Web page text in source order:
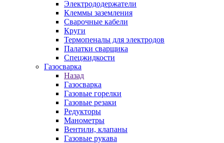
Электрододержатели
Клеммы заземления
Сварочные кабели
Круги
Термопеналы для электродов
Палатки сварщика
Спецжидкости
Газосварка
Назад
Газосварка
Газовые горелки
Газовые резаки
Редукторы
Манометры
Вентили, клапаны
Газовые рукава